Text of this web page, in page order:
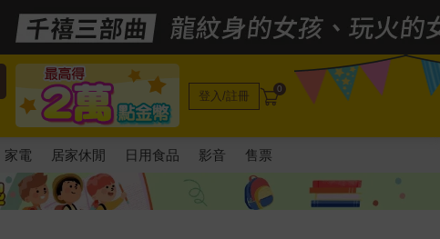
登入/註冊 0
家電 居家休閒 日用食品 影音 售票